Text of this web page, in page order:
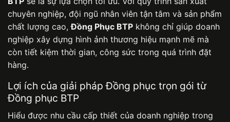
chuyên nghiệp, đội ngũ nhân viên tận tâm và sản phẩm
chất lượng cao,Đồng Phục BTP không chỉ giúp doanh
nghiệp xây dựng hình ảnh thương hiệu mạnh mẽ mà
còn tiết kiệm thời gian, công sức trong quá trình đặt
hàng.
Lợi ích của giải pháp Đồng phục trọn gói từ
Đồng phục BTP
Hiểu được nhu cầu cấp thiết của doanh nghiệp trong